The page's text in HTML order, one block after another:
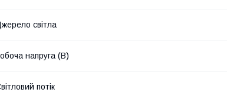
світла
напруга (В)
потік